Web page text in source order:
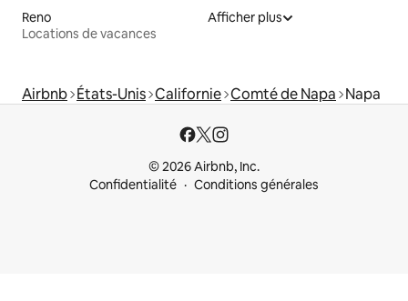
Reno
Locations de vacances
Afficher plus
Airbnb États-Unis Californie Comté de Napa Napa
© 2026 Airbnb, Inc.
Confidentialité
Conditions générales